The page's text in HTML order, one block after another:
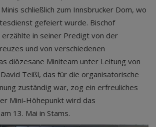
schließlich zum Innsbrucker Dom, wo
gefeiert wurde. Bischof
in seiner Predigt von der
und von verschiedenen
diözesane Miniteam unter Leitung von
Teißl, das für die organisatorische
zuständig war, zog ein erfreuliches
Mini-Höhepunkt wird das
13. Mai in Stams.